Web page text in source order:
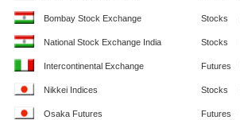
Bombay Stock Exchange Stocks
National Stock Exchange India Stocks
Intercontinental Exchange Futures
Nikkei Indices Stocks
Osaka Futures Futures